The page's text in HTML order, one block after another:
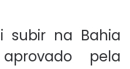
subir na Bahia
pela